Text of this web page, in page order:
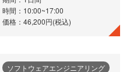
時間：10:00~17:00
価格：46,200円(税込)
ソフトウェアエンジニアリング